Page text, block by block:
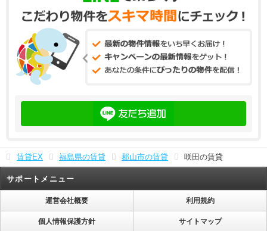
賃貸EX 福島県の賃貸 郡山市の賃貸 咲田の賃貸
サポートメニュー
運営会社概要 利用規約
個人情報保護方針 サイトマップ